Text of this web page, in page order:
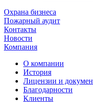
Охрана бизнеса
Пожарный аудит
Контакты
Новости
Компания
О компании
История
Лицензии и
Благодарности
Клиенты